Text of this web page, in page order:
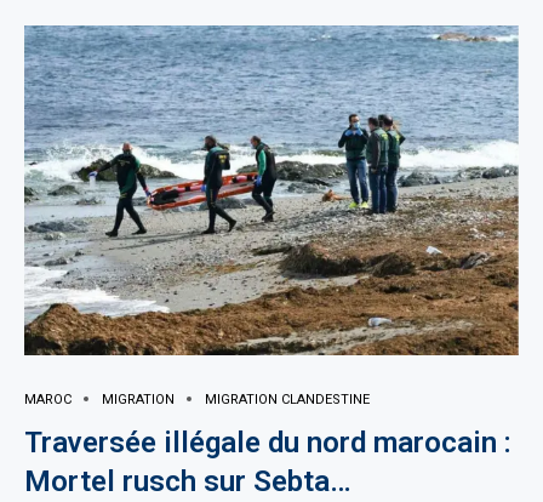
MAROC MIGRATION MIGRATION CLANDESTINE
Traversée illégale du nord marocain :
Mortel rusch sur Sebta…